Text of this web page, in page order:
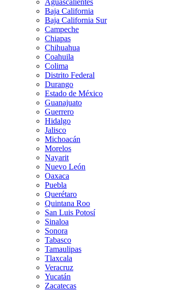
Aguascalientes
Baja California
Baja California Sur
Campeche
Chiapas
Chihuahua
Coahuila
Colima
Distrito Federal
Durango
Estado de México
Guanajuato
Guerrero
Hidalgo
Jalisco
Michoacán
Morelos
Nayarit
Nuevo León
Oaxaca
Puebla
Querétaro
Quintana Roo
San Luis Potosí
Sinaloa
Sonora
Tabasco
Tamaulipas
Tlaxcala
Veracruz
Yucatán
Zacatecas